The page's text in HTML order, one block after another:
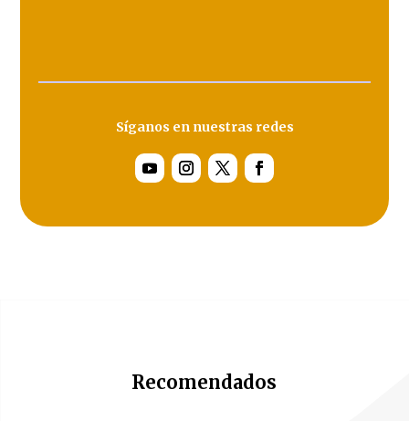
Síganos en nuestras redes
Recomendados